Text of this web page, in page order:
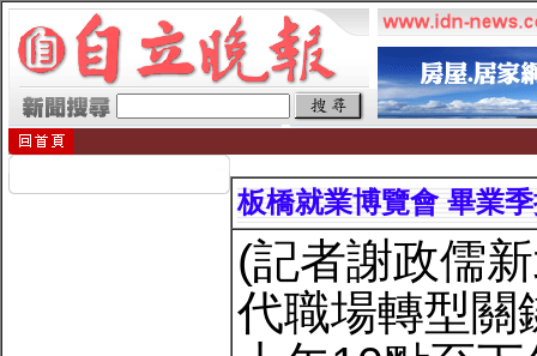
板橋就業博覽會 畢業
(記者謝政儒
代職場轉型關